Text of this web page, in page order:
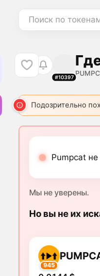
Поиск по
#10397
Подозрительно
Pumpcat не
Мы не уверены.
Но вы не их
945